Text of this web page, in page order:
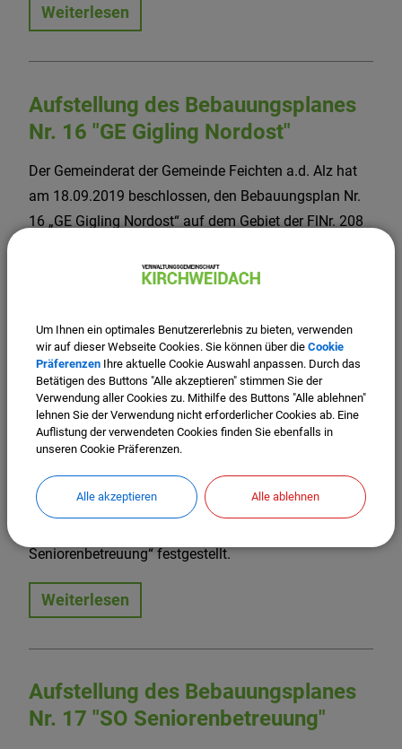
Weiterlesen
Aufstellung des Bebauungsplanes
Nr. 16 "GE Gigling Nordost"
Der Gemeinderat der Gemeinde Feichten a.d. Alz hat
am 18.09.2019 beschlossen, den Bebauungsplan Nr.
16 „GE Gigling Nordost“ auf dem Gebiet der FlNr. 208
13. Änderung des
Flächennutzungsplanes Feichten a.
d. Alz
Der Gemeinderat der Gemeinde Feichten a. d. Alz hat
mit Beschluss vom 17.06.2021 den
Seniorenbetreuung“ festgestellt.
Weiterlesen
Aufstellung des Bebauungsplanes
Nr. 17 "SO Seniorenbetreuung"
Um Ihnen ein optimales Benutzererlebnis zu bieten, verwenden
wir auf dieser Webseite Cookies. Sie können über die Cookie
Präferenzen Ihre aktuelle Cookie Auswahl anpassen. Durch das
Betätigen des Buttons "Alle akzeptieren" stimmen Sie der
Verwendung aller Cookies zu. Mithilfe des Buttons "Alle ablehnen"
lehnen Sie der Verwendung nicht erforderlicher Cookies ab. Eine
Auflistung der verwendeten Cookies finden Sie ebenfalls in
unseren Cookie Präferenzen.
Alle akzeptieren Alle ablehnen